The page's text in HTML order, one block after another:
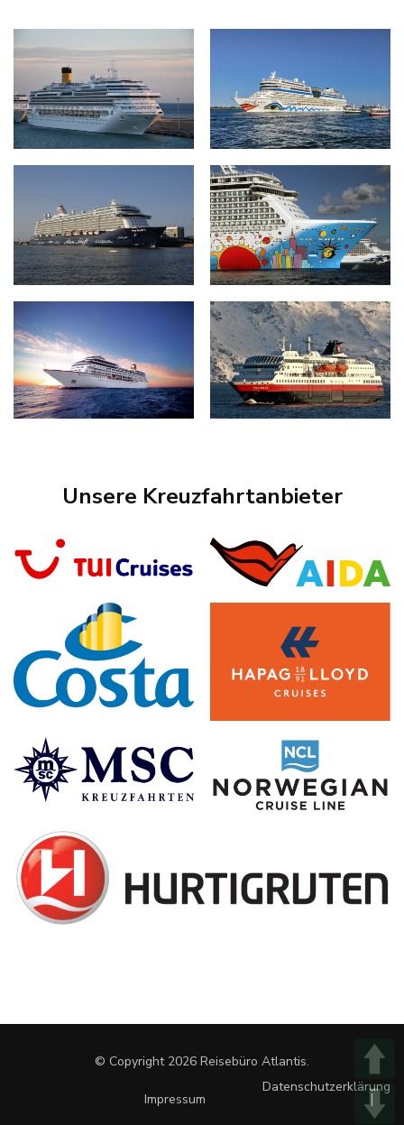
Unsere Kreuzfahrtanbieter
© Copyright 2026 Reisebüro Atlantis.
Datenschutzerklärung
Impressum